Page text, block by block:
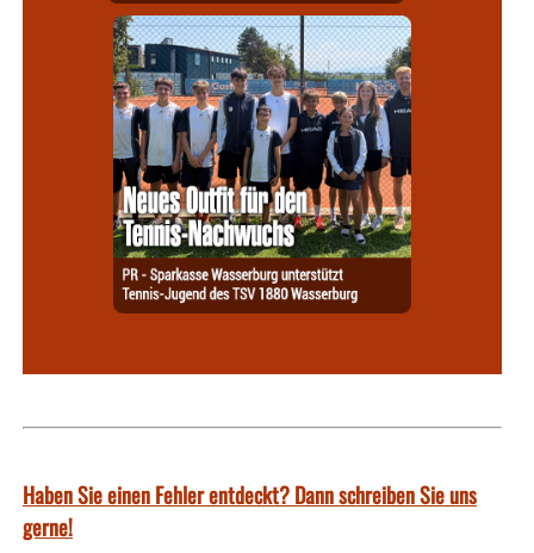
Haben Sie einen Fehler entdeckt? Dann schreiben Sie uns
gerne!